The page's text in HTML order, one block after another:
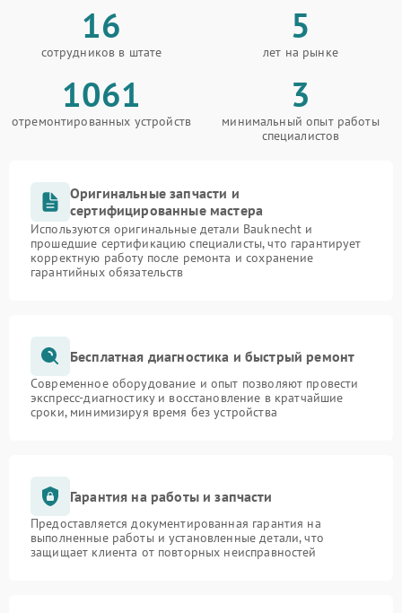
16
сотрудников в штате
5
лет на рынке
1061
отремонтированных устройств
3
минимальный опыт работы
специалистов
Оригинальные запчасти и
сертифицированные мастера
Используются оригинальные детали Bauknecht и
прошедшие сертификацию специалисты, что гарантирует
корректную работу после ремонта и сохранение
гарантийных обязательств
Бесплатная диагностика и быстрый ремонт
Современное оборудование и опыт позволяют провести
экспресс-диагностику и восстановление в кратчайшие
сроки, минимизируя время без устройства
Гарантия на работы и запчасти
Предоставляется документированная гарантия на
выполненные работы и установленные детали, что
защищает клиента от повторных неисправностей